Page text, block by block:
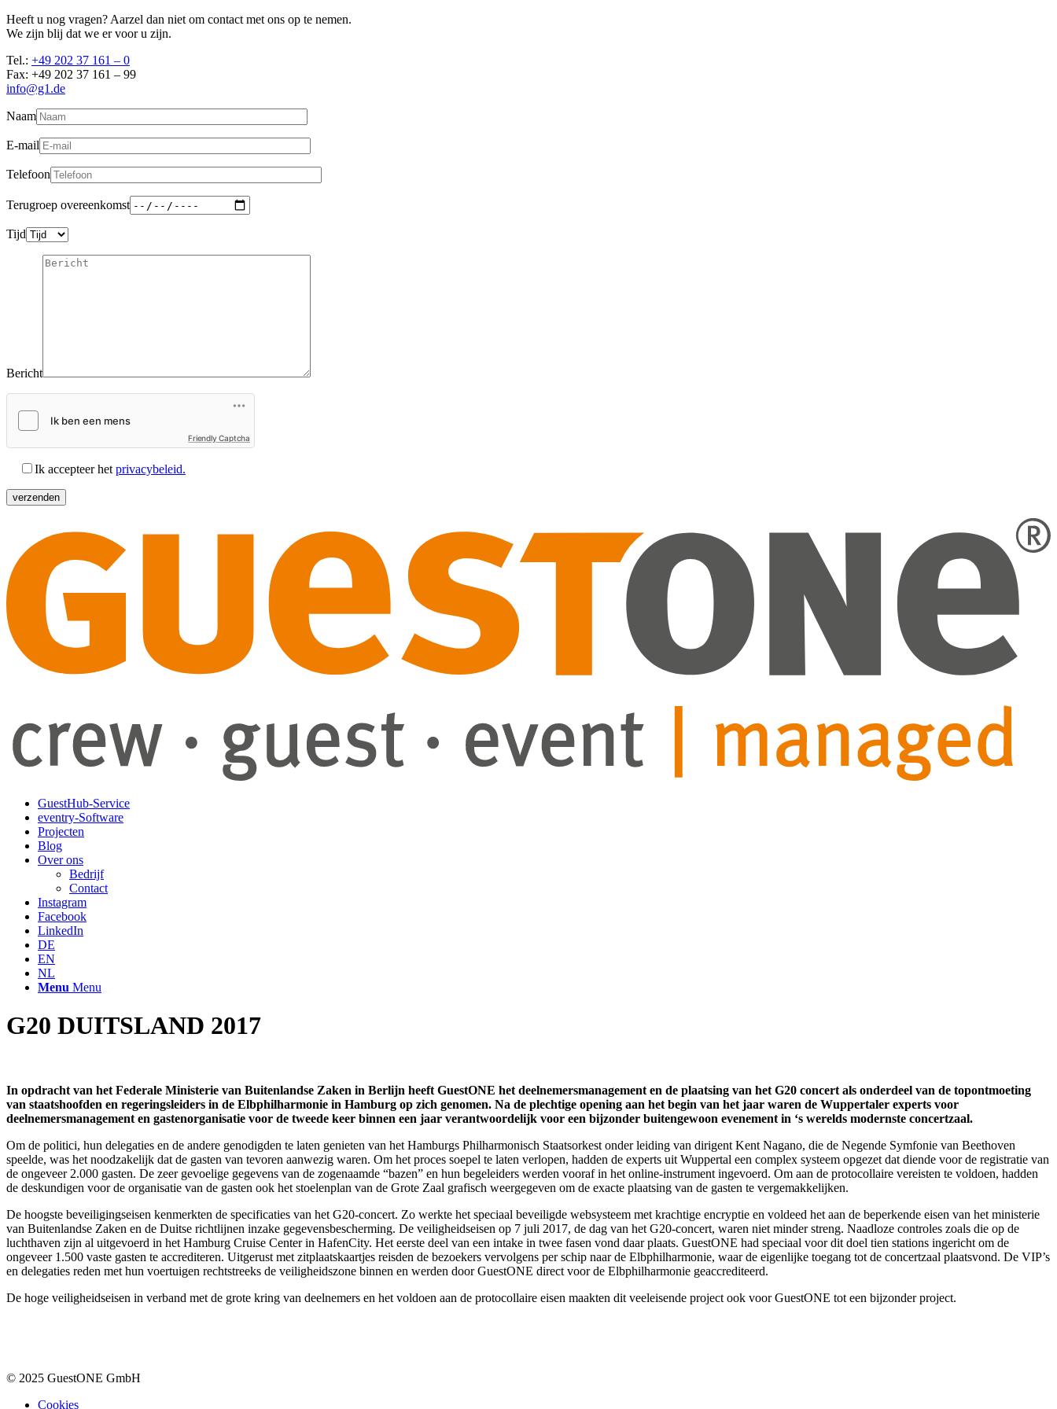
Heeft u nog vragen? Aarzel dan niet om contact met ons op te nemen.
We zijn blij dat we er voor u zijn.
Tel.: +49 202 37 161 – 0
Fax: +49 202 37 161 – 99
info@g1.de
Naam
E-mail
Telefoon
Terugroep overeenkomst
Tijd
Bericht
Friendly Captcha
Ik accepteer het privacybeleid.
GuestHub-Service
eventry-Software
Projecten
Blog
Over ons
Bedrijf
Contact
Instagram
Facebook
LinkedIn
DE
EN
NL
Menu Menu
G20 DUITSLAND 2017
In opdracht van het Federale Ministerie van Buitenlandse Zaken in Berlijn heeft GuestONE het deelnemersmanagement en de plaatsing van het G20 concert als onderdeel van de topontmoeting
van staatshoofden en regeringsleiders in de Elbphilharmonie in Hamburg op zich genomen. Na de plechtige opening aan het begin van het jaar waren de Wuppertaler experts voor
deelnemersmanagement en gastenorganisatie voor de tweede keer binnen een jaar verantwoordelijk voor een bijzonder buitengewoon evenement in ‘s werelds modernste concertzaal.
Om de politici, hun delegaties en de andere genodigden te laten genieten van het Hamburgs Philharmonisch Staatsorkest onder leiding van dirigent Kent Nagano, die de Negende Symfonie van Beethoven
speelde, was het noodzakelijk dat de gasten van tevoren aanwezig waren. Om het proces soepel te laten verlopen, hadden de experts uit Wuppertal een complex systeem opgezet dat diende voor de registratie van
de ongeveer 2.000 gasten. De zeer gevoelige gegevens van de zogenaamde “bazen” en hun begeleiders werden vooraf in het online-instrument ingevoerd. Om aan de protocollaire vereisten te voldoen, hadden
de deskundigen voor de organisatie van de gasten ook het stoelenplan van de Grote Zaal grafisch weergegeven om de exacte plaatsing van de gasten te vergemakkelijken.
De hoogste beveiligingseisen kenmerkten de specificaties van het G20-concert. Zo werkte het speciaal beveiligde websysteem met krachtige encryptie en voldeed het aan de beperkende eisen van het ministerie
van Buitenlandse Zaken en de Duitse richtlijnen inzake gegevensbescherming. De veiligheidseisen op 7 juli 2017, de dag van het G20-concert, waren niet minder streng. Naadloze controles zoals die op de
luchthaven zijn al uitgevoerd in het Hamburg Cruise Center in HafenCity. Het eerste deel van een intake in twee fasen vond daar plaats. GuestONE had speciaal voor dit doel tien stations ingericht om de
ongeveer 1.500 vaste gasten te accrediteren. Uitgerust met zitplaatskaartjes reisden de bezoekers vervolgens per schip naar de Elbphilharmonie, waar de eigenlijke toegang tot de concertzaal plaatsvond. De VIP’s
en delegaties reden met hun voertuigen rechtstreeks de veiligheidszone binnen en werden door GuestONE direct voor de Elbphilharmonie geaccrediteerd.
De hoge veiligheidseisen in verband met de grote kring van deelnemers en het voldoen aan de protocollaire eisen maakten dit veeleisende project ook voor GuestONE tot een bijzonder project.
© 2025 GuestONE GmbH
Cookies